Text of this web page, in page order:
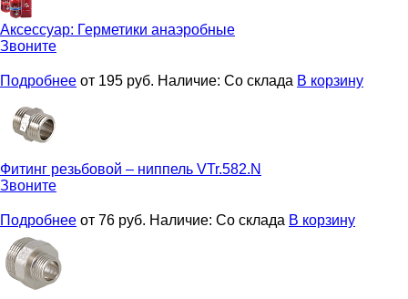
Аксессуар: Герметики анаэробные
Звоните
Подробнее от 195 руб. Наличие: Со склада В корзину
Фитинг резьбовой – ниппель VTr.582.N
Звоните
Подробнее от 76 руб. Наличие: Со склада В корзину